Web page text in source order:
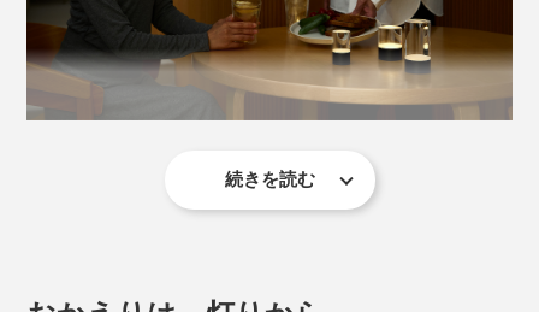
オブジェのような佇まいのボディは、上部が透明感あふ
幾重にも反射し、ウユニ塩湖の湖面のような輝きを生み
続きを読む